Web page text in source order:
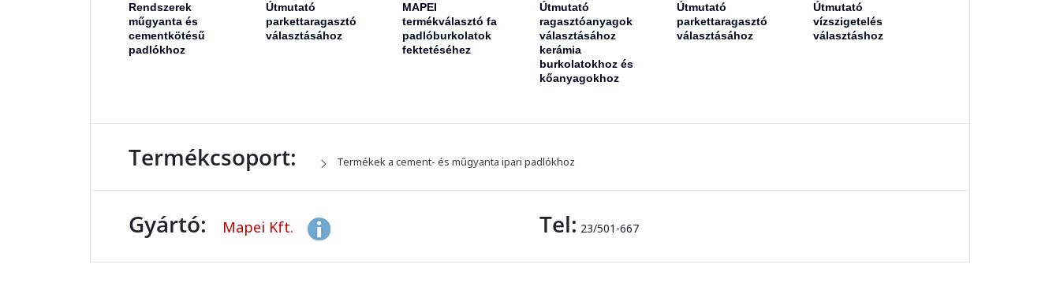
Rendszerek
műgyanta és
cementkötésű
padlókhoz
Útmutató
parkettaragasztó
választásához
MAPEI
termékválasztó fa
padlóburkolatok
fektetéséhez
Útmutató
ragasztóanyagok
választásához
kerámia
burkolatokhoz és
kőanyagokhoz
Útmutató
parkettaragasztó
választásához
Útmutató
vízszigetelés
választáshoz
Termékcsoport: Termékek a cement- és műgyanta ipari padlókhoz
Gyártó: Mapei Kft. Tel: 23/501-667